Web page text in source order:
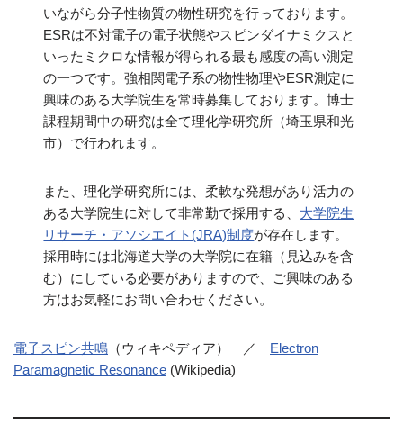
いながら分子性物質の物性研究を行っております。
ESRは不対電子の電子状態やスピンダイナミクスと
いったミクロな情報が得られる最も感度の高い測定
の一つです。強相関電子系の物性物理やESR測定に
興味のある大学院生を常時募集しております。博士
課程期間中の研究は全て理化学研究所（埼玉県和光
市）で行われます。
また、理化学研究所には、柔軟な発想があり活力の
ある大学院生に対して非常勤で採用する、 大学院生
リサーチ・アソシエイト(JRA)制度が存在します。
採用時には北海道大学の大学院に在籍（見込みを含
む）にしている必要がありますので、ご興味のある
方はお気軽にお問い合わせください。
電子スピン共鳴 （ウィキペディア） ／ Electron
Paramagnetic Resonance (Wikipedia)